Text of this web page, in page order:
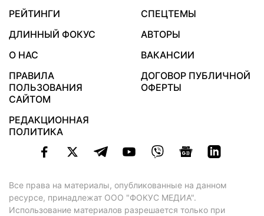
РЕЙТИНГИ
СПЕЦТЕМЫ
ДЛИННЫЙ ФОКУС
АВТОРЫ
О НАС
ВАКАНСИИ
ПРАВИЛА
ПОЛЬЗОВАНИЯ
САЙТОМ
ДОГОВОР ПУБЛИЧНОЙ
ОФЕРТЫ
РЕДАКЦИОННАЯ
ПОЛИТИКА
Все права на материалы, опубликованные на данном
ресурсе, принадлежат ООО "ФОКУС МЕДИА".
Использование материалов разрешается только при